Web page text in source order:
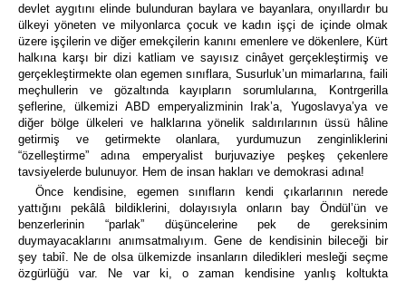
devlet aygıtını elinde bulunduran baylara ve bayanlara, onyıllardır bu
ülkeyi yöneten ve milyonlarca çocuk ve kadın işçi de içinde olmak
üzere işçilerin ve diğer emekçilerin kanını emenlere ve dökenlere, Kürt
halkına karşı bir dizi katliam ve sayısız cinâyet gerçekleştirmiş ve
gerçekleştirmekte olan egemen sınıflara, Susurluk’un mimarlarına, faili
meçhullerin ve gözaltında kayıpların sorumlularına, Kontrgerilla
şeflerine, ülkemizi ABD emperyalizminin Irak’a, Yugoslavya’ya ve
diğer bölge ülkeleri ve halklarına yönelik saldırılarının üssü hâline
getirmiş ve getirmekte olanlara, yurdumuzun zenginliklerini
“özelleştirme” adına emperyalist burjuvaziye peşkeş çekenlere
tavsiyelerde bulunuyor. Hem de insan hakları ve demokrasi adına!
Önce kendisine, egemen sınıfların kendi çıkarlarının nerede
yattığını pekâlâ bildiklerini, dolayısıyla onların bay Öndül’ün ve
benzerlerinin “parlak” düşüncelerine pek de gereksinim
duymayacaklarını anımsatmalıyım. Gene de kendisinin bileceği bir
şey tabiî. Ne de olsa ülkemizde insanların diledikleri mesleği seçme
özgürlüğü var. Ne var ki, o zaman kendisine yanlış koltukta